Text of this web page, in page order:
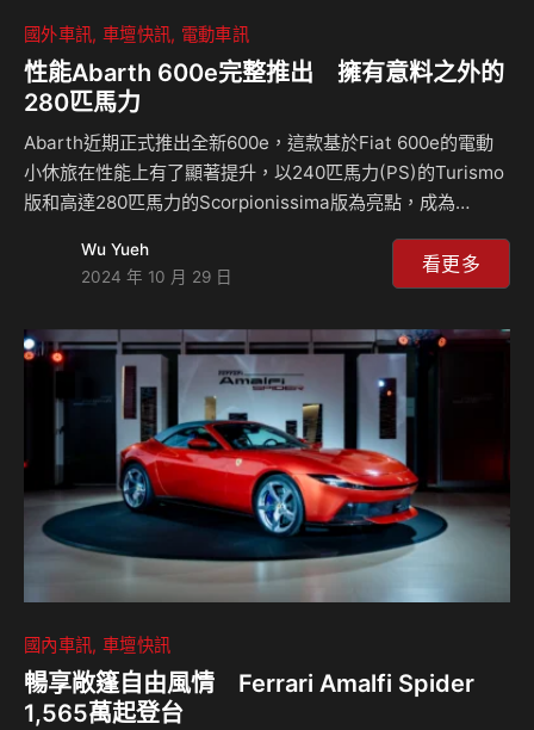
國外車訊 車壇快訊 電動車訊
性能Abarth 600e完整推出 擁有意料之外的
280匹馬力
Abarth近期正式推出全新600e，這款基於Fiat 600e的電動
小休旅在性能上有了顯著提升，以240匹馬力(PS)的Turismo
版和高達280匹馬力的Scorpionissima版為亮點，成為
Abarth車款版，Scorpionissima特別版僅限量生產1949台，
以紀念品牌的創立年份，這輛車不僅顛覆了Abarth的傳統風
預期中的240匹馬力不同，Scorpionissima版本的600e最大
馬力被提升至280匹馬力，進一步與Abarth所屬Stellantis集
團內的其他車型…
Wu Yueh
2024 年 10 月 29 日
看更多
國內車訊 車壇快訊
暢享敞篷自由風情 Ferrari Amalfi Spider
1,565萬起登台